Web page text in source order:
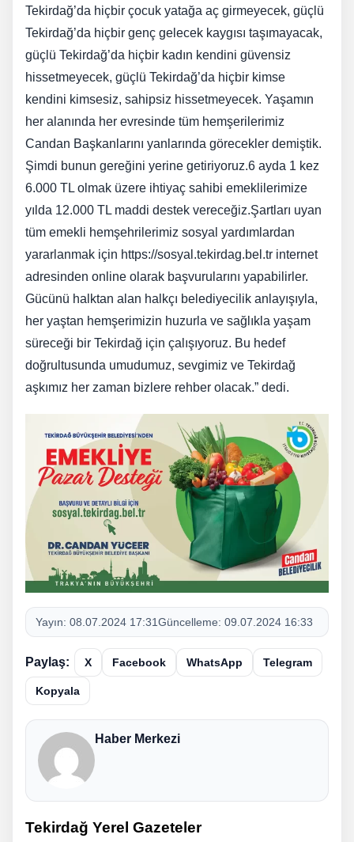
Tekirdağ’da hiçbir çocuk yatağa aç girmeyecek, güçlü
Tekirdağ’da hiçbir genç gelecek kaygısı taşımayacak,
güçlü Tekirdağ’da hiçbir kadın kendini güvensiz
hissetmeyecek, güçlü Tekirdağ’da hiçbir kimse
kendini kimsesiz, sahipsiz hissetmeyecek. Yaşamın
her alanında her evresinde tüm hemşerilerimiz
Candan Başkanlarını yanlarında görecekler demiştik.
Şimdi bunun gereğini yerine getiriyoruz.6 ayda 1 kez
6.000 TL olmak üzere ihtiyaç sahibi emeklilerimize
yılda 12.000 TL maddi destek vereceğiz.Şartları uyan
tüm emekli hemşehrilerimiz sosyal yardımlardan
yararlanmak için https://sosyal.tekirdag.bel.tr internet
adresinden online olarak başvurularını yapabilirler.
Gücünü halktan alan halkçı belediyecilik anlayışıyla,
her yaştan hemşerimizin huzurla ve sağlıkla yaşam
süreceği bir Tekirdağ için çalışıyoruz. Bu hedef
doğrultusunda umudumuz, sevgimiz ve Tekirdağ
aşkımız her zaman bizlere rehber olacak.” dedi.
Yayın: 08.07.2024 17:31Güncelleme: 09.07.2024 16:33
Paylaş: X Facebook WhatsApp Telegram
Kopyala
Haber Merkezi
Tekirdağ Yerel Gazeteler